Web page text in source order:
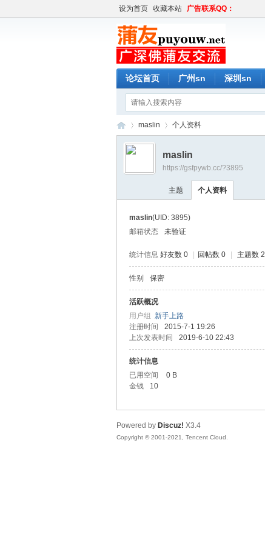
设为首页 收藏本站 广告联系QQ：
论坛首页 广州sn 深圳sn
›
maslin 个人资料
maslin
https://gsfpywb.cc/?3895
主题 个人资料
maslin(UID: 3895)
邮箱状态
未验证
统计信息 好友数 0 回帖数 0 主题数 2
性别 保密
活跃概况
用户组 新手上路
注册时间
2015-7-1 19:26
上次发表时间
2019-6-10 22:43
统计信息
已用空间
0 B
金钱
10
Powered by Discuz! X3.4
Copyright © 2001-2021, Tencent Cloud.